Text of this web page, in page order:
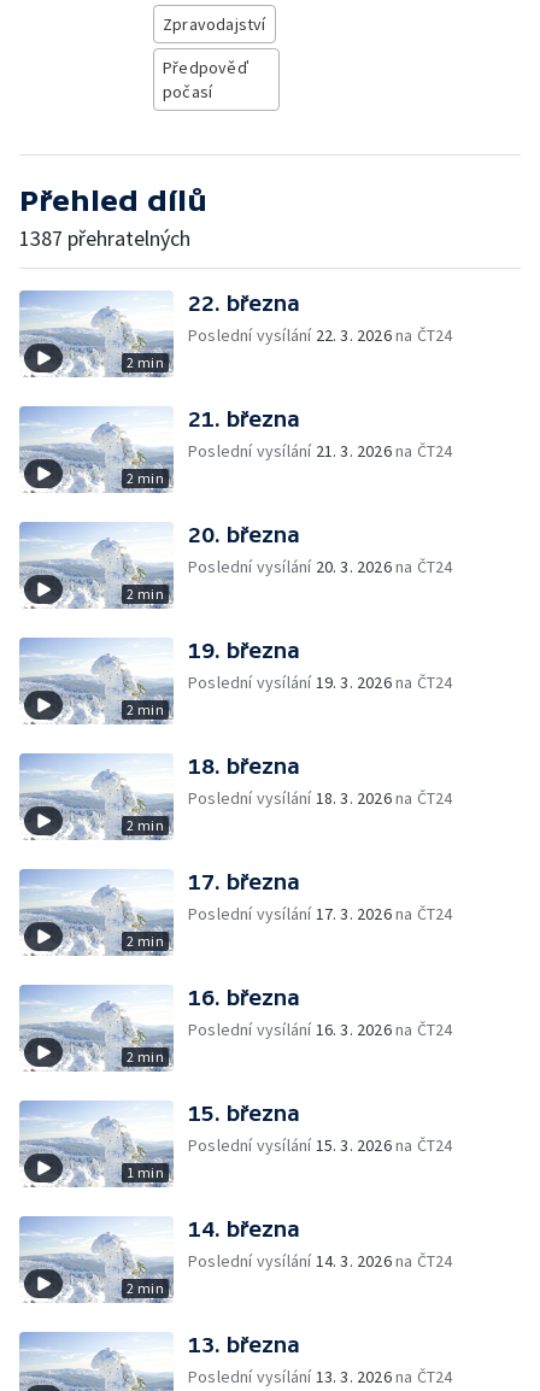
Zpravodajství
Předpověď
počasí
Přehled dílů
1387 přehratelných
2 min
22. března
Poslední vysílání 22. 3. 2026na ČT24
2 min
21. března
Poslední vysílání 21. 3. 2026na ČT24
2 min
20. března
Poslední vysílání 20. 3. 2026na ČT24
2 min
19. března
Poslední vysílání19. 3. 2026na ČT24
2 min
18. března
Poslední vysílání18. 3. 2026na ČT24
2 min
17. března
Poslední vysílání17. 3. 2026na ČT24
2 min
16. března
Poslední vysílání16. 3. 2026na ČT24
1 min
15. března
Poslední vysílání15. 3. 2026na ČT24
2 min
14. března
Poslední vysílání14. 3. 2026na ČT24
13. března
Poslední vysílání13. 3. 2026na ČT24